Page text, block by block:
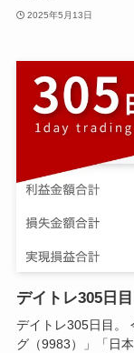
2025年5月13日
デイトレ305日
デイトレ305日目。
グ（9983）」「日